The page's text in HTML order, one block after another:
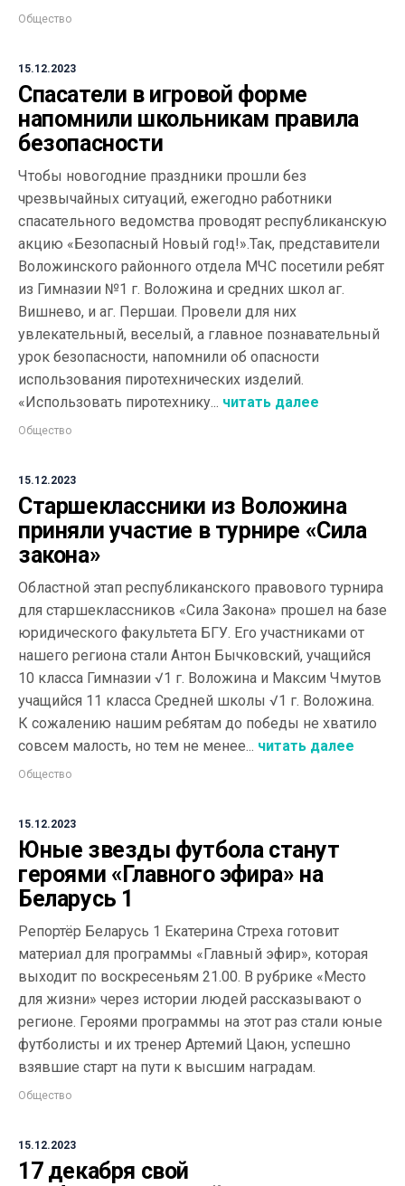
Общество
15.12.2023
Спасатели в игровой форме
напомнили школьникам правила
безопасности
Чтобы новогодние праздники прошли без
чрезвычайных ситуаций, ежегодно работники
спасательного ведомства проводят республиканскую
акцию «Безопасный Новый год!».Так, представители
Воложинского районного отдела МЧС посетили ребят
из Гимназии №1 г. Воложина и средних школ аг.
Вишнево, и аг. Першаи. Провели для них
увлекательный, веселый, а главное познавательный
урок безопасности, напомнили об опасности
использования пиротехнических изделий.
«Использовать пиротехнику... читать далее
Общество
15.12.2023
Старшеклассники из Воложина
приняли участие в турнире «Сила
закона»
Областной этап республиканского правового турнира
для старшеклассников «Сила Закона» прошел на базе
юридического факультета БГУ. Его участниками от
нашего региона стали Антон Бычковский, учащийся
10 класса Гимназии √1 г. Воложина и Максим Чмутов
учащийся 11 класса Средней школы √1 г. Воложина.
К сожалению нашим ребятам до победы не хватило
совсем малость, но тем не менее... читать далее
Общество
15.12.2023
Юные звезды футбола станут
героями «Главного эфира» на
Беларусь 1
Репортёр Беларусь 1 Екатерина Стреха готовит
материал для программы «Главный эфир», которая
выходит по воскресеньям 21.00. В рубрике «Место
для жизни» через истории людей рассказывают о
регионе. Героями программы на этот раз стали юные
футболисты и их тренер Артемий Цаюн, успешно
взявшие старт на пути к высшим наградам.
Общество
15.12.2023
17 декабря свой